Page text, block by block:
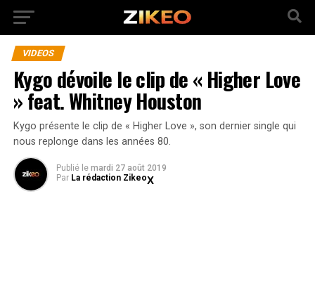
VIDEOS
Kygo dévoile le clip de « Higher Love
» feat. Whitney Houston
Kygo présente le clip de « Higher Love », son dernier single qui
nous replonge dans les années 80.
Publié le mardi 27 août 2019
Par La rédaction Zikeo